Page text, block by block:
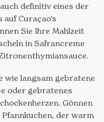
definitiv eines der
Curaçao’s
Sie Ihre Mahlzeit
in Safrancreme
wie langsam gebratene
oder gebratenes
Gönnen
der warm